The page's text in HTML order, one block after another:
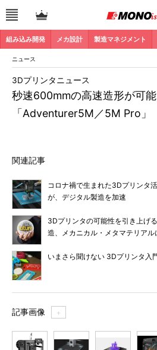
組み込み開発 メカ設計 製造マネジメント
ニュース
秒速600mmの高速造形が可
「Adventurer5M／5M Pro」
3Dプリンタニュース
関連記事
コロナ禍で生まれた3Dプリンタ
が、デジタル製造を加速
3Dプリンタの可能性を引き上げ
造、メカニカル・メタマテリアル
いまさら聞けない 3Dプリンタ入
記事画像 ＋